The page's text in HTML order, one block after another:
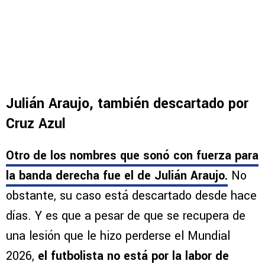
Julián Araujo, también descartado por
Cruz Azul
Otro de los nombres que sonó con fuerza para
la banda derecha fue el de Julián Araujo. No
obstante, su caso está descartado desde hace
días. Y es que a pesar de que se recupera de
una lesión que le hizo perderse el Mundial
2026, el futbolista no está por la labor de